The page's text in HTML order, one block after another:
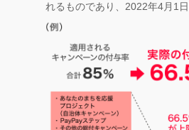
れるものであり、2022年4月1